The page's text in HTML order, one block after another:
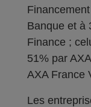
Banque et à
Finance ;
51% par
AXA France
Les